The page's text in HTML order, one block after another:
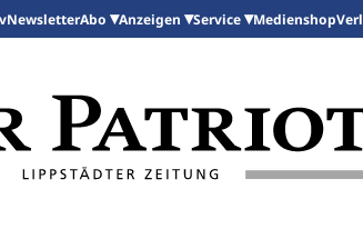
NewsletterAbo Anzeigen Service Medienshop